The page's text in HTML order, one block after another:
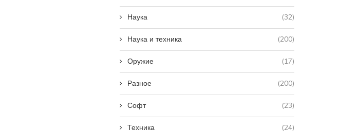
Наука (32)
Наука и техника (200)
Оружие (17)
Разное (200)
Софт (23)
Техника (24)